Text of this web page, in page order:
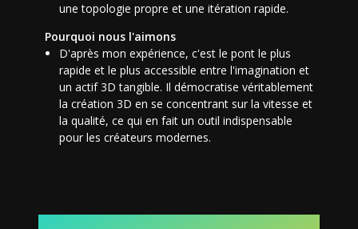
une topologie propre et une itération rapide.
Pourquoi nous l'aimons
D'après mon expérience, c'est le pont le plus
rapide et le plus accessible entre l'imagination et
un actif 3D tangible. Il démocratise véritablement
la création 3D en se concentrant sur la vitesse et
la qualité, ce qui en fait un outil indispensable
pour les créateurs modernes.